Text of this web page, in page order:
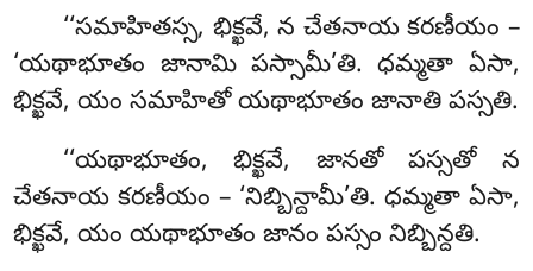
‘‘సమాహితస్స, భిక్ఖవే, న చేతనాయ కరణీయం –
‘యథాభూతం జానామి పస్సామీ’తి. ధమ్మతా ఏసా,
భిక్ఖవే, యం సమాహితో యథాభూతం జానాతి పస్సతి.
‘‘యథాభూతం, భిక్ఖవే, జానతో పస్సతో న
చేతనాయ కరణీయం – ‘నిబ్బిన్దామీ’తి. ధమ్మతా ఏసా,
భిక్ఖవే, యం యథాభూతం జానం పస్సం నిబ్బిన్దతి.